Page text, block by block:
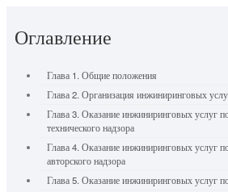
Оглавление
Глава 1. Общие положения
Глава 2. Организация инжиниринговых
Глава 3. Оказание инжиниринговых услуг
технического надзора
Глава 4. Оказание инжиниринговых услуг
авторского надзора
Глава 5. Оказание инжиниринговых услуг